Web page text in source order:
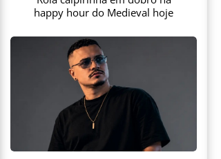
happy hour do Medieval hoje